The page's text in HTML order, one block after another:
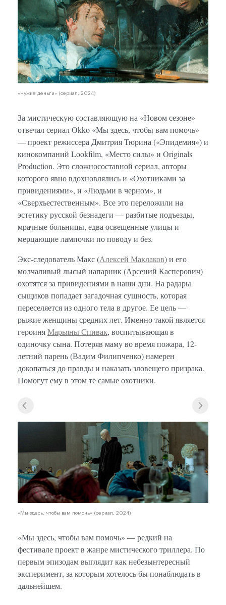
«Чужие деньги» (сериал, 2024)
За мистическую составляющую на «Новом сезоне»
отвечал сериал Okko «Мы здесь, чтобы вам помочь»
— проект режиссера Дмитрия Тюрина («Эпидемия») и
кинокомпаний Lookfilm, «Место силы» и Originals
Production. Это сложносоставной сериал, авторы
которого явно вдохновлялись и «Охотниками за
привидениями», и «Людьми в черном», и
«Сверхъестественным». Все это переложили на
эстетику русской безнадеги — разбитые подъезды,
мрачные больницы, едва освещенные улицы и
мерцающие лампочки по поводу и без.
Экс-следователь Макс (Алексей Маклаков) и его
молчаливый лысый напарник (Арсений Касперович)
охотятся за привидениями в наши дни. На радары
сыщиков попадает загадочная сущность, которая
переселяется из одного тела в другое. Ее цель —
рыжие женщины средних лет. Именно такой является
героиняМарьяны Спивак, воспитывающая в
одиночку сына. Потеряв маму во время пожара, 12-
летний парень (Вадим Филипченко) намерен
докопаться до правды и наказать зловещего призрака.
Помогут ему в этом те самые охотники.
«Мы здесь, чтобы вам помочь» (сериал, 2024)
«Мы здесь, чтобы вам помочь» — редкий на
фестивале проект в жанре мистического триллера. По
первым эпизодам выглядит как небезынтересный
эксперимент, за которым хотелось бы понаблюдать в
дальнейшем.